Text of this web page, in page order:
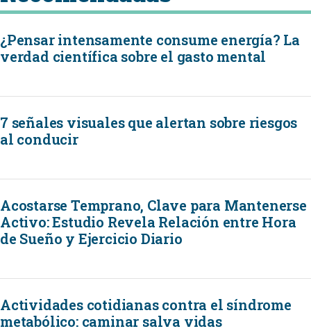
¿Pensar intensamente consume energía? La
verdad científica sobre el gasto mental
7 señales visuales que alertan sobre riesgos
al conducir
Acostarse Temprano, Clave para Mantenerse
Activo: Estudio Revela Relación entre Hora
de Sueño y Ejercicio Diario
Actividades cotidianas contra el síndrome
metabólico: caminar salva vidas